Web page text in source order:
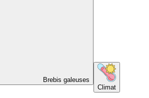
Brebis galeuses
Climat